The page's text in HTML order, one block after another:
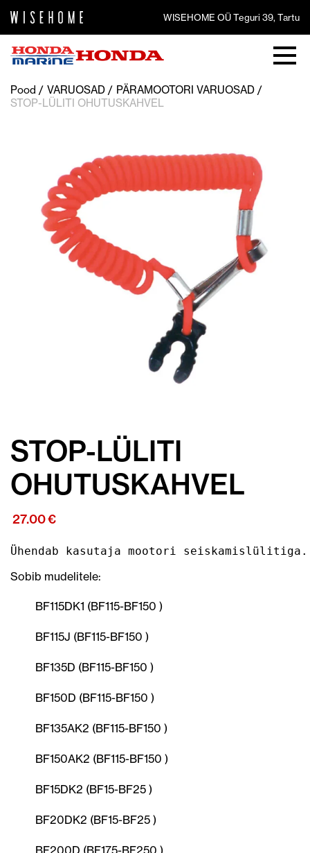
WISEHOME OÜ Teguri 39, Tartu
Pood VARUOSAD
PÄRAMOOTORI VARUOSAD
STOP-LÜLITI OHUTUSKAHVEL
STOP-LÜLITI
OHUTUSKAHVEL
27.00€
Ühendab kasutaja mootori
Sobib mudelitele:
BF115DK1 (BF115-BF150 )
BF115J (BF115-BF150 )
BF135D (BF115-BF150 )
BF150D (BF115-BF150 )
BF135AK2 (BF115-BF150 )
BF150AK2 (BF115-BF150 )
BF15DK2 (BF15-BF25 )
BF20DK2 (BF15-BF25 )
BF200D (BF175-BF250 )